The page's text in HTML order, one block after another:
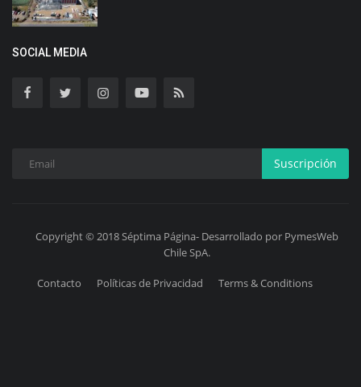
SOCIAL MEDIA
Suscripción
Copyright © 2018 Séptima Página- Desarrollado por PymesWeb
Chile SpA.
Contacto Políticas de Privacidad Terms & Conditions